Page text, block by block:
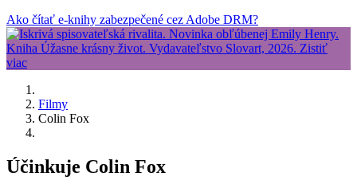
Ako čítať e-knihy zabezpečené cez Adobe DRM?
Filmy
Colin Fox
Účinkuje Colin Fox